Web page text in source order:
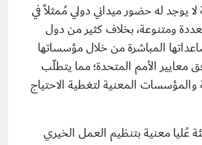
يوجد له حضور ميداني دولي مُمثلاً في
ومتنوعة، بخلاف كثير من دول
المباشرة من خلال مؤسساتها
معايير الأمم المتحدة؛ مما يتطلّب
والمؤسسات المعنية لتغطية الاحتياج
عُليا معنية بتنظيم العمل الخيري